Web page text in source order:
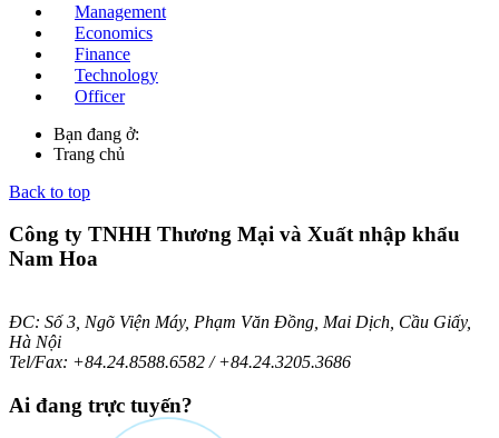
Management
Economics
Finance
Technology
Officer
Bạn đang ở:
Trang chủ
Back to top
Công ty TNHH Thương Mại và Xuất nhập khẩu
Nam Hoa
ĐC: Số 3, Ngõ Viện Máy, Phạm Văn Đồng, Mai Dịch, Cầu Giấy,
Hà Nội
Tel/Fax: +84.24.8588.6582 / +84.24.3205.3686
Ai đang trực tuyến?